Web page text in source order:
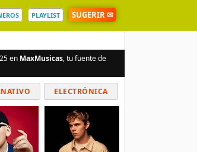
PLAYLIST SUGERIR ✉
en MaxMusicas, tu fuente de
ELECTRÓNICA